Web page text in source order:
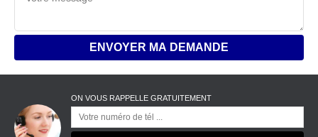
ON VOUS RAPPELLE GRATUITEMENT